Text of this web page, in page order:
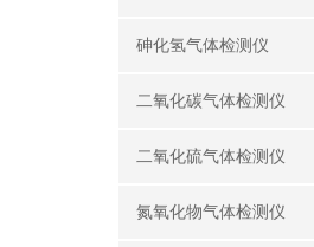
砷化氢气体检测仪
二氧化碳气体检测仪
二氧化硫气体检测仪
氮氧化物气体检测仪